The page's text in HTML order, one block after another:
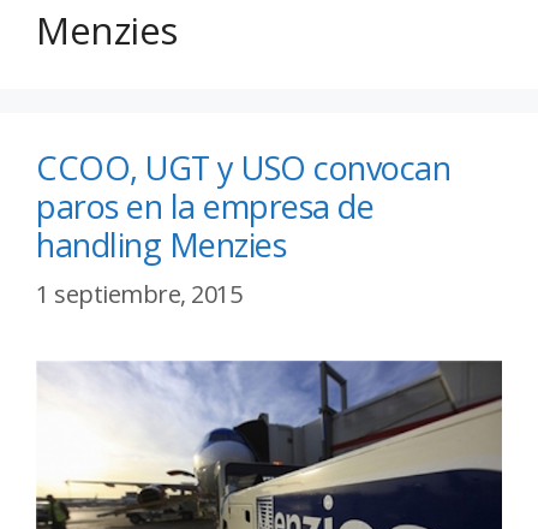
Menzies
CCOO, UGT y USO convocan
paros en la empresa de
handling Menzies
1 septiembre, 2015